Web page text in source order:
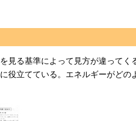
見る基準によって見方が違ってく
役立てている。エネルギーがどの